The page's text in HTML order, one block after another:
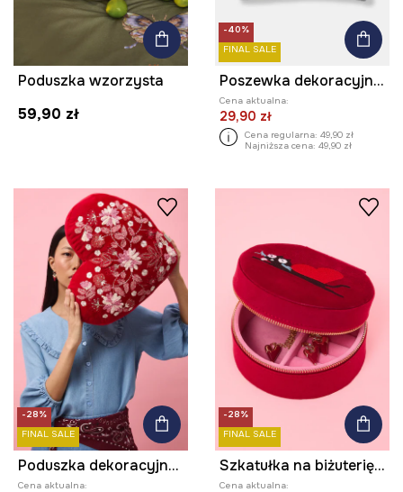
Poduszka wzorzysta
59,90 zł
-40%
FINAL SALE
Poszewka dekoracyjna na poduszkę z nadrukiem 45 x 45 cm
Cena aktualna:
29,90 zł
Cena regularna: 49,90 zł
Najniższa cena: 49,90 zł
-28%
FINAL SALE
Poduszka dekoracyjna z kolekcji Valentine’s Day
Cena aktualna:
-28%
FINAL SALE
Szkatułka na biżuterię z kolekcji Valentine’s Day
Cena aktualna: